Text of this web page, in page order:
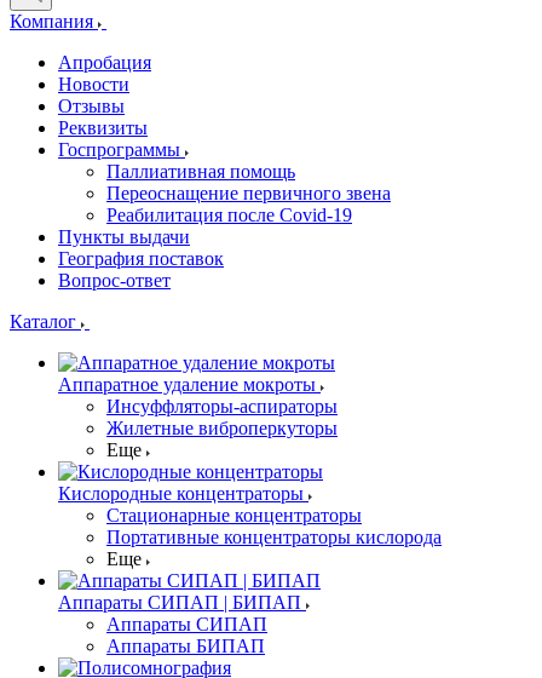
Компания
Апробация
Новости
Отзывы
Реквизиты
Госпрограммы
Паллиативная помощь
Переоснащение первичного звена
Реабилитация после Covid-19
Пункты выдачи
География поставок
Вопрос-ответ
Каталог
Аппаратное удаление мокроты
Инсуффляторы-аспираторы
Жилетные виброперкуторы
Еще
Кислородные концентраторы
Стационарные концентраторы
Портативные концентраторы кислорода
Еще
Аппараты СИПАП | БИПАП
Аппараты СИПАП
Аппараты БИПАП